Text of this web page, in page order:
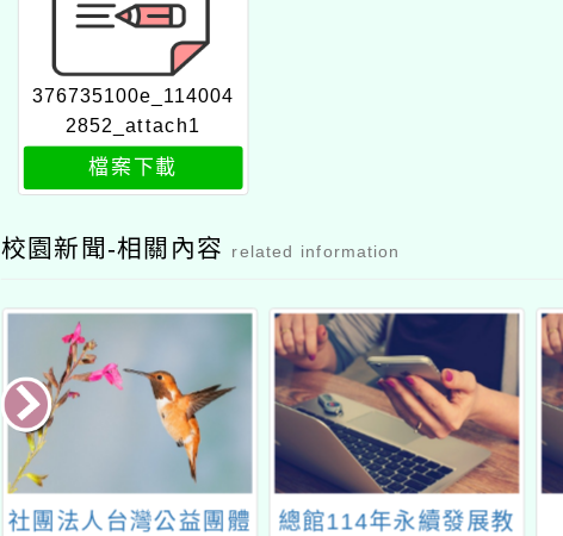
376735100e_114004
2852_attach1
檔案下載
校園新聞-相關內容 related information
總館114年永續發展教
信誼基金會於6／